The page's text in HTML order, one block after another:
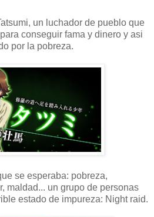
un luchador de pueblo que
conseguir fama y dinero y asi
por la pobreza.
se esperaba: pobreza,
maldad... un grupo de personas
estado de impureza: Night raid.